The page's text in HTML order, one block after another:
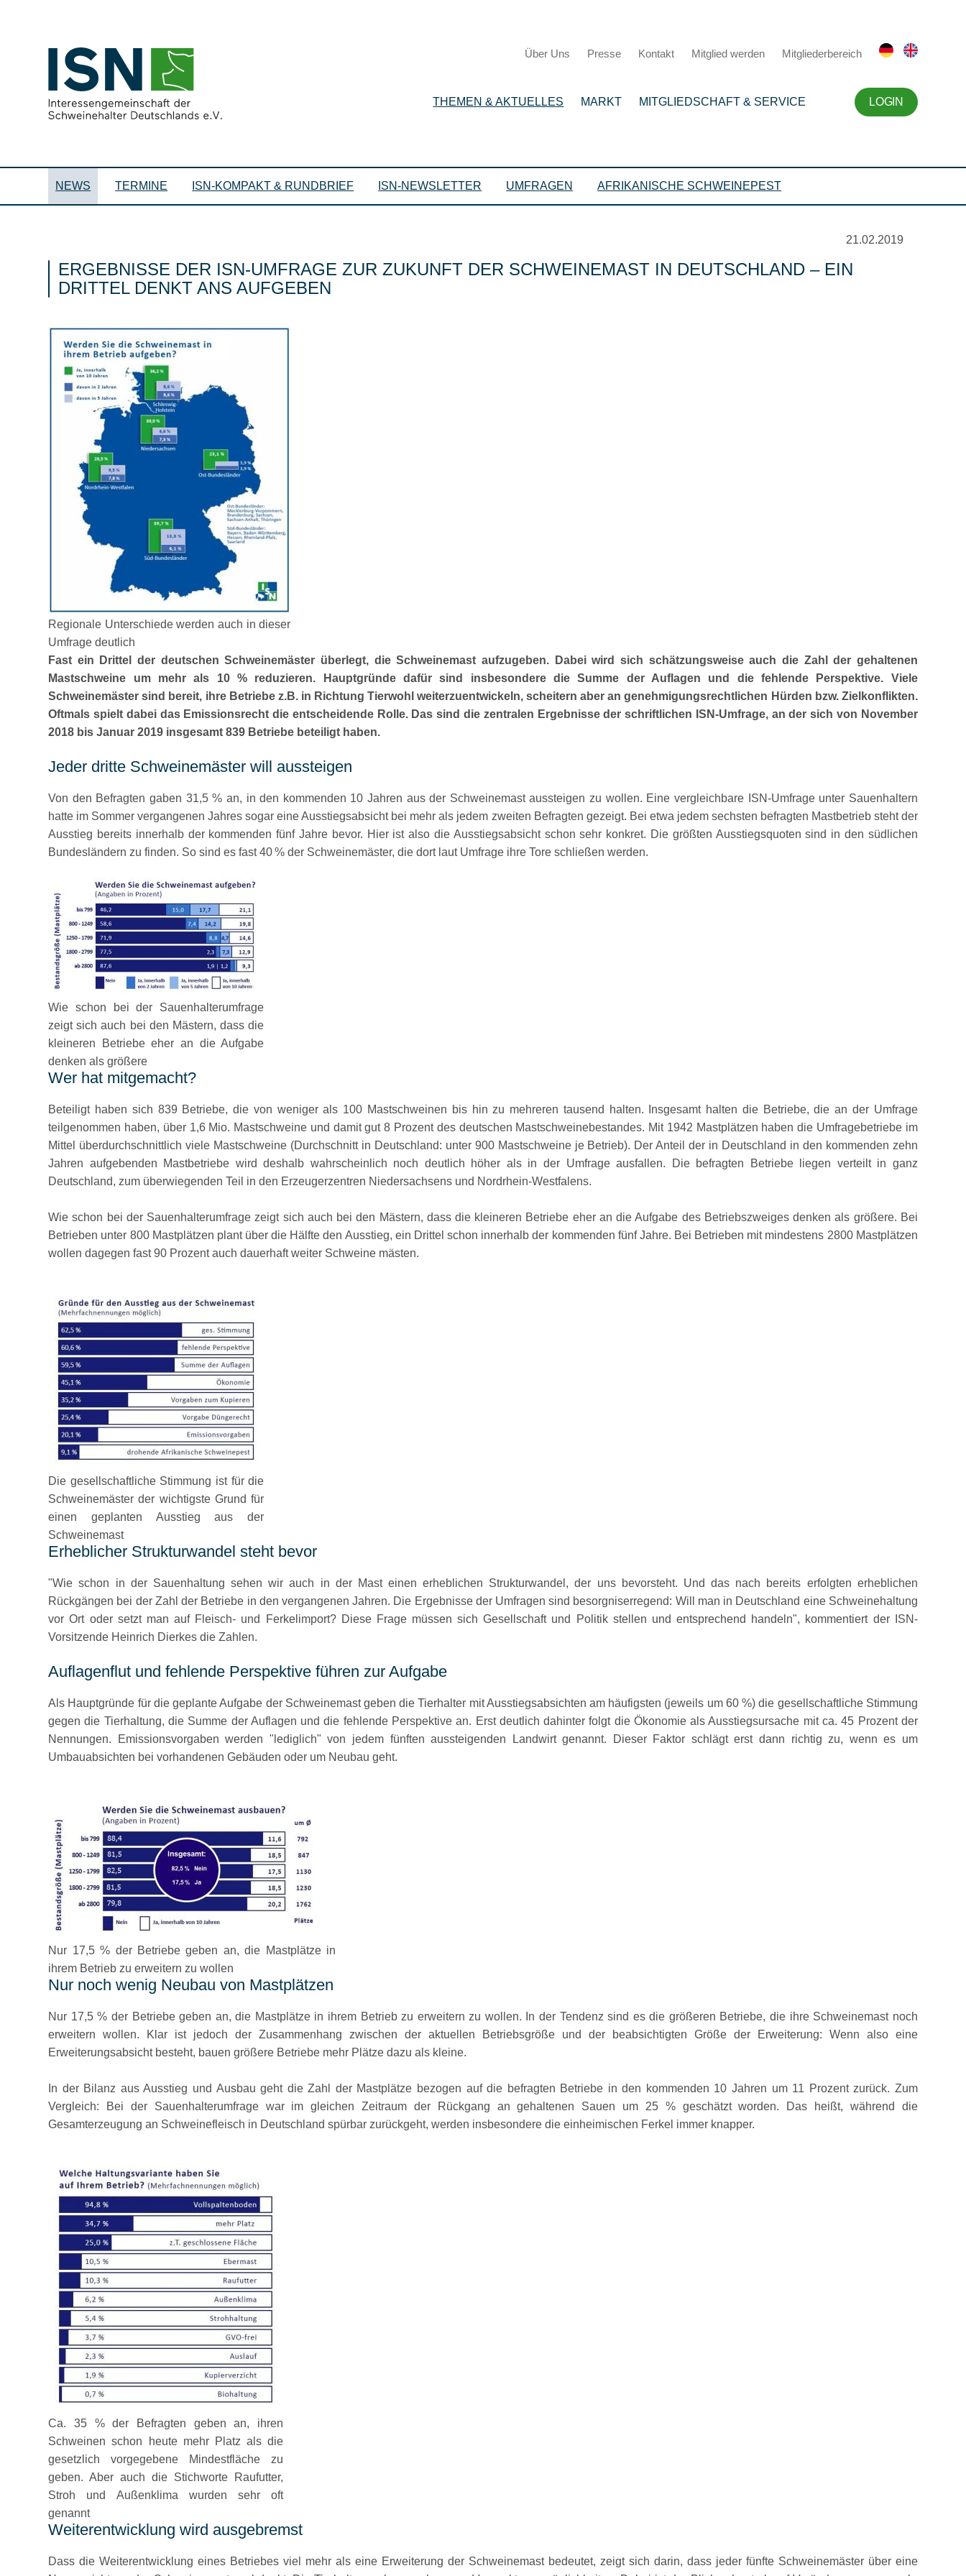
Über Uns Presse Kontakt Mitglied werden Mitgliederbereich
THEMEN & AKTUELLES MARKT MITGLIEDSCHAFT & SERVICE LOGIN
NEWS TERMINE ISN-KOMPAKT & RUNDBRIEF ISN-NEWSLETTER UMFRAGEN AFRIKANISCHE SCHWEINEPEST
21.02.2019
ERGEBNISSE DER ISN-UMFRAGE ZUR ZUKUNFT DER SCHWEINEMAST IN DEUTSCHLAND – EIN
DRITTEL DENKT ANS AUFGEBEN
Regionale Unterschiede werden auch in dieser
Umfrage deutlich
Fast ein Drittel der deutschen Schweinemäster überlegt, die Schweinemast aufzugeben. Dabei wird sich schätzungsweise auch die Zahl der gehaltenen
Mastschweine um mehr als 10 % reduzieren. Hauptgründe dafür sind insbesondere die Summe der Auflagen und die fehlende Perspektive. Viele
Schweinemäster sind bereit, ihre Betriebe z.B. in Richtung Tierwohl weiterzuentwickeln, scheitern aber an genehmigungsrechtlichen Hürden bzw. Zielkonflikten.
Oftmals spielt dabei das Emissionsrecht die entscheidende Rolle. Das sind die zentralen Ergebnisse der schriftlichen ISN-Umfrage, an der sich von November
2018 bis Januar 2019 insgesamt 839 Betriebe beteiligt haben.
Jeder dritte Schweinemäster will aussteigen
Von den Befragten gaben 31,5 % an, in den kommenden 10 Jahren aus der Schweinemast aussteigen zu wollen. Eine vergleichbare ISN-Umfrage unter Sauenhaltern
hatte im Sommer vergangenen Jahres sogar eine Ausstiegsabsicht bei mehr als jedem zweiten Befragten gezeigt. Bei etwa jedem sechsten befragten Mastbetrieb steht der
Ausstieg bereits innerhalb der kommenden fünf Jahre bevor. Hier ist also die Ausstiegsabsicht schon sehr konkret. Die größten Ausstiegsquoten sind in den südlichen
Bundesländern zu finden. So sind es fast 40 % der Schweinemäster, die dort laut Umfrage ihre Tore schließen werden.
Wie schon bei der Sauenhalterumfrage
zeigt sich auch bei den Mästern, dass die
kleineren Betriebe eher an die Aufgabe
denken als größere
Wer hat mitgemacht?
Beteiligt haben sich 839 Betriebe, die von weniger als 100 Mastschweinen bis hin zu mehreren tausend halten. Insgesamt halten die Betriebe, die an der Umfrage
teilgenommen haben, über 1,6 Mio. Mastschweine und damit gut 8 Prozent des deutschen Mastschweinebestandes. Mit 1942 Mastplätzen haben die Umfragebetriebe im
Mittel überdurchschnittlich viele Mastschweine (Durchschnitt in Deutschland: unter 900 Mastschweine je Betrieb). Der Anteil der in Deutschland in den kommenden zehn
Jahren aufgebenden Mastbetriebe wird deshalb wahrscheinlich noch deutlich höher als in der Umfrage ausfallen. Die befragten Betriebe liegen verteilt in ganz
Deutschland, zum überwiegenden Teil in den Erzeugerzentren Niedersachsens und Nordrhein-Westfalens.
Wie schon bei der Sauenhalterumfrage zeigt sich auch bei den Mästern, dass die kleineren Betriebe eher an die Aufgabe des Betriebszweiges denken als größere. Bei
Betrieben unter 800 Mastplätzen plant über die Hälfte den Ausstieg, ein Drittel schon innerhalb der kommenden fünf Jahre. Bei Betrieben mit mindestens 2800 Mastplätzen
wollen dagegen fast 90 Prozent auch dauerhaft weiter Schweine mästen.
Die gesellschaftliche Stimmung ist für die
Schweinemäster der wichtigste Grund für
einen geplanten Ausstieg aus der
Schweinemast
Erheblicher Strukturwandel steht bevor
Wie schon in der Sauenhaltung sehen wir auch in der Mast einen erheblichen Strukturwandel, der uns bevorsteht. Und das nach bereits erfolgten erheblichen
Rückgängen bei der Zahl der Betriebe in den vergangenen Jahren. Die Ergebnisse der Umfragen sind besorgniserregend: Will man in Deutschland eine Schweinehaltung
vor Ort oder setzt man auf Fleisch- und Ferkelimport? Diese Frage müssen sich Gesellschaft und Politik stellen und entsprechend handeln , kommentiert der ISN-
Vorsitzende Heinrich Dierkes die Zahlen.
Auflagenflut und fehlende Perspektive führen zur Aufgabe
Als Hauptgründe für die geplante Aufgabe der Schweinemast geben die Tierhalter mit Ausstiegsabsichten am häufigsten (jeweils um 60 %) die gesellschaftliche Stimmung
gegen die Tierhaltung, die Summe der Auflagen und die fehlende Perspektive an. Erst deutlich dahinter folgt die Ökonomie als Ausstiegsursache mit ca. 45 Prozent der
Nennungen. Emissionsvorgaben werden
lediglich
von jedem fünften aussteigenden Landwirt genannt. Dieser Faktor schlägt erst dann richtig zu, wenn es um
Umbauabsichten bei vorhandenen Gebäuden oder um Neubau geht.
Nur 17,5 % der Betriebe geben an, die Mastplätze in
ihrem Betrieb zu erweitern zu wollen
Nur noch wenig Neubau von Mastplätzen
Nur 17,5 % der Betriebe geben an, die Mastplätze in ihrem Betrieb zu erweitern zu wollen. In der Tendenz sind es die größeren Betriebe, die ihre Schweinemast noch
erweitern wollen. Klar ist jedoch der Zusammenhang zwischen der aktuellen Betriebsgröße und der beabsichtigten Größe der Erweiterung: Wenn also eine
Erweiterungsabsicht besteht, bauen größere Betriebe mehr Plätze dazu als kleine.
In der Bilanz aus Ausstieg und Ausbau geht die Zahl der Mastplätze bezogen auf die befragten Betriebe in den kommenden 10 Jahren um 11 Prozent zurück. Zum
Vergleich: Bei der Sauenhalterumfrage war im gleichen Zeitraum der Rückgang an gehaltenen Sauen um 25 % geschätzt worden. Das heißt, während die
Gesamterzeugung an Schweinefleisch in Deutschland spürbar zurückgeht, werden insbesondere die einheimischen Ferkel immer knapper.
Ca. 35 % der Befragten geben an, ihren
Schweinen schon heute mehr Platz als die
gesetzlich vorgegebene Mindestfläche zu
geben. Aber auch die Stichworte Raufutter,
Stroh und Außenklima wurden sehr oft
genannt
Weiterentwicklung wird ausgebremst
Dass die Weiterentwicklung eines Betriebes viel mehr als eine Erweiterung der Schweinemast bedeutet, zeigt sich darin, dass jeder fünfte Schweinemäster über eine